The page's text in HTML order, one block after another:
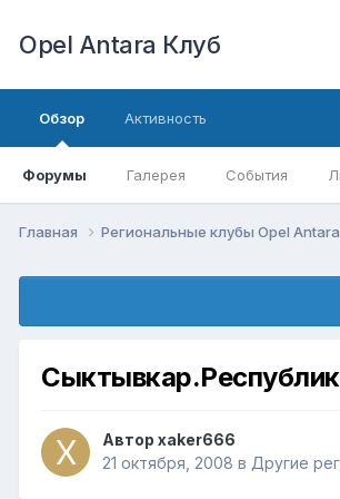
Opel Antara Клуб
Обзор
Форумы Галерея События
Активность
Главная Региональные клубы Opel Antara
Автор xaker666
21 октября, 2008 в Другие